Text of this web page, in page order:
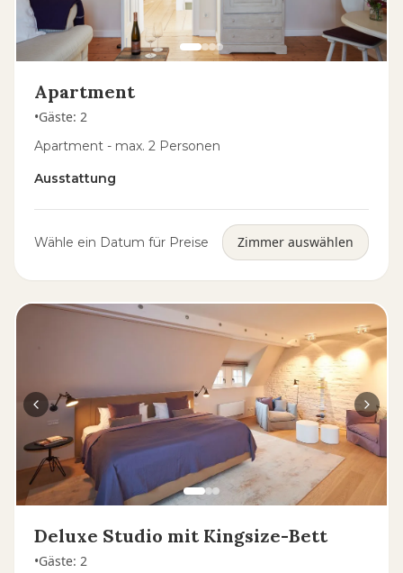
Apartment
•Gäste: 2
Apartment - max. 2 Personen
Ausstattung
Wähle ein Datum für Preise Zimmer auswählen
Deluxe Studio mit Kingsize-Bett
•Gäste: 2